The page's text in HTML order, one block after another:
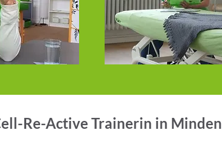
Re-Active Trainerin in Minden